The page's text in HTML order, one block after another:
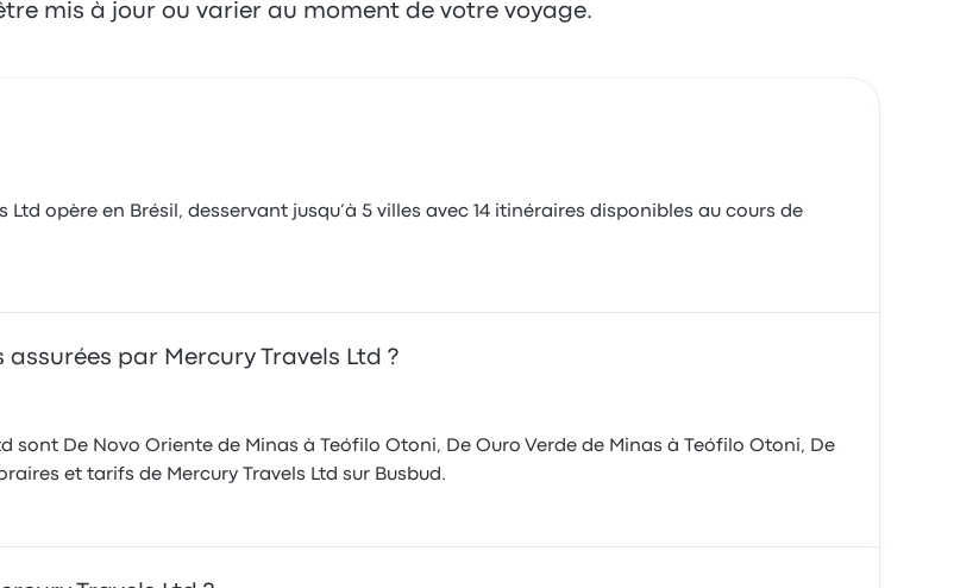
mis à jour ou varier au moment de votre voyage.
opère en Brésil, desservant jusqu’à 5 villes avec 14 itinéraires disponibles au cours de
par Mercury Travels Ltd ?
sont De Novo Oriente de Minas à Teófilo Otoni, De Ouro Verde de Minas à Teófilo Otoni, De
et tarifs de Mercury Travels Ltd sur Busbud.